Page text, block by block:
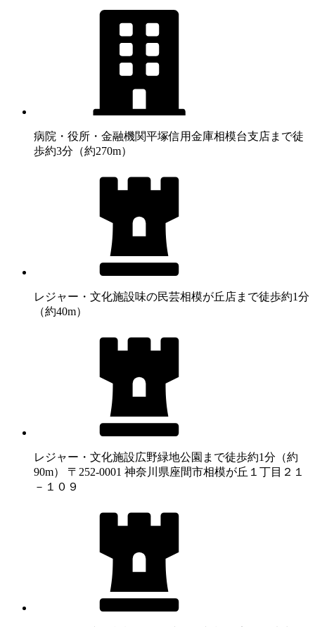
病院・役所・金融機関平塚信用金庫相模台支店まで徒
歩約3分（約270m）
レジャー・文化施設味の民芸相模が丘店まで徒歩約1分
（約40m）
レジャー・文化施設広野緑地公園まで徒歩約1分（約
90m） 〒252-0001 神奈川県座間市相模が丘１丁目２１
－１０９